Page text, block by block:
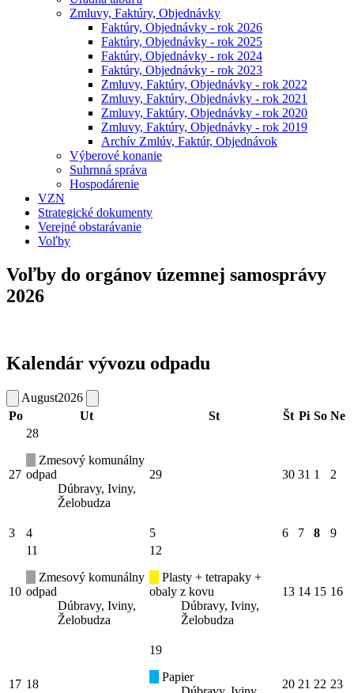
Zmluvy, Faktúry, Objednávky
Faktúry, Objednávky - rok 2026
Faktúry, Objednávky - rok 2025
Faktúry, Objednávky - rok 2024
Faktúry, Objednávky - rok 2023
Zmluvy, Faktúry, Objednávky - rok 2022
Zmluvy, Faktúry, Objednávky - rok 2021
Zmluvy, Faktúry, Objednávky - rok 2020
Zmluvy, Faktúry, Objednávky - rok 2019
Archív Zmlúv, Faktúr, Objednávok
Výberové konanie
Suhrnná správa
Hospodárenie
VZN
Strategické dokumenty
Verejné obstarávanie
Voľby
Voľby do orgánov územnej samosprávy
2026
Kalendár vývozu odpadu
August2026
Po
Ut St Št Pi So Ne
27
28
Zmesový komunálny
odpad
Dúbravy, Iviny,
Želobudza
29 30 31 1 2
3 4 5 6 7 8 9
10
11
Zmesový komunálny
odpad
Dúbravy, Iviny,
Želobudza
12
Plasty + tetrapaky +
obaly z kovu
Dúbravy, Iviny,
Želobudza
13 14 15 16
17 18
19
Papier
20 21 22 23